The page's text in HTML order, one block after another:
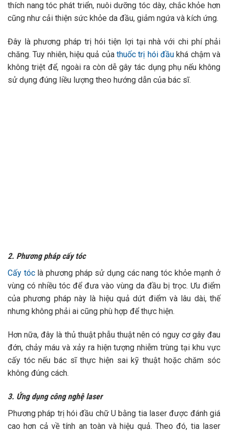
thích nang tóc phát triển, nuôi dưỡng tóc dày, chắc khỏe hơn
cũng như cải thiện sức khỏe da đầu, giảm ngứa và kích ứng.
Đây là phương pháp trị hói tiện lợi tại nhà với chi phí phải
chăng. Tuy nhiên, hiệu quả của thuốc trị hói đầu khá chậm và
không triệt để, ngoài ra còn dễ gây tác dụng phụ nếu không
sử dụng đúng liều lượng theo hướng dẫn của bác sĩ.
2. Phương pháp cấy tóc
Cấy tóclà phương pháp sử dụng các nang tóc khỏe mạnh ở
vùng có nhiều tóc để đưa vào vùng da đầu bị trọc. Ưu điểm
của phương pháp này là hiệu quả dứt điểm và lâu dài, thế
nhưng không phải ai cũng phù hợp để thực hiện.
Hơn nữa, đây là thủ thuật phẫu thuật nên có nguy cơ gây đau
đớn, chảy máu và xảy ra hiện tượng nhiễm trùng tại khu vực
cấy tóc nếu bác sĩ thực hiện sai kỹ thuật hoặc chăm sóc
không đúng cách.
3. Ứng dụng công nghệ laser
Phương pháp trị hói đầu chữ U bằng tia laser được đánh giá
cao hơn cả về tính an toàn và hiệu quả. Theo đó, tia laser